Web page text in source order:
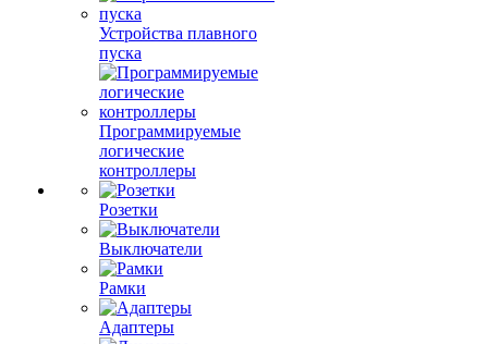
Устройства плавного
пуска
Программируемые
логические
контроллеры
Розетки
Выключатели
Рамки
Адаптеры